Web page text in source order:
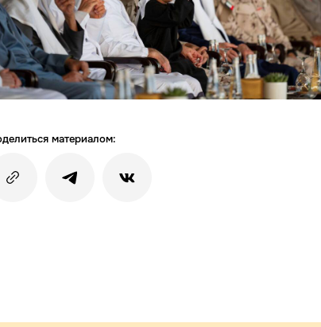
материалом: